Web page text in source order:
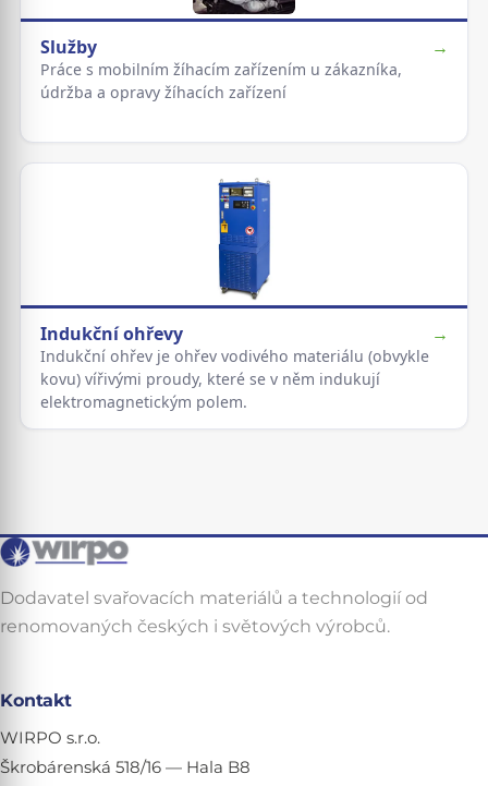
Služby →
Práce s mobilním žíhacím zařízením u zákazníka,
údržba a opravy žíhacích zařízení
Indukční ohřevy →
Indukční ohřev je ohřev vodivého materiálu (obvykle
kovu) vířivými proudy, které se v něm indukují
elektromagnetickým polem.
Dodavatel svařovacích materiálů a technologií od
renomovaných českých i světových výrobců.
Kontakt
WIRPO s.r.o.
Škrobárenská 518/16 — Hala B8